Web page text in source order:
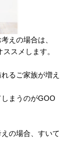
えの場合は、
ススメします。
るご家族が増え
まうのがGOO
の場合、すいて